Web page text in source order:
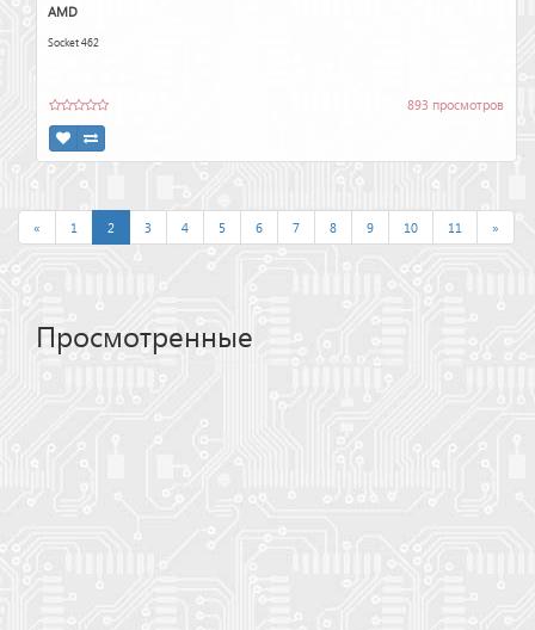
AMD
Socket 462
893 просмотров
« 1 2 3 4 5 6 7 8 9 10 11 »
Просмотренные